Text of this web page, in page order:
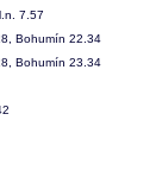
7.57
Bohumín 22.34
Bohumín 23.34